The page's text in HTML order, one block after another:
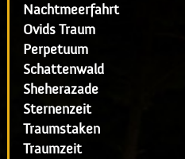
Nachtmeerfahrt
Ovids Traum
Perpetuum
Schattenwald
Sheherazade
Sternenzeit
Traumstaken
Traumzeit